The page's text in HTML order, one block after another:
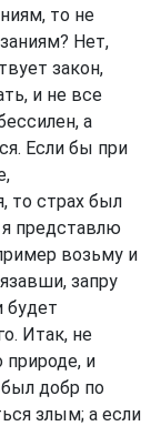
то не
Нет,
закон,
и не все
а
Если бы при
то страх был
представлю
возьму и
запру
будет
Итак, не
природе, и
добр по
злым; а если